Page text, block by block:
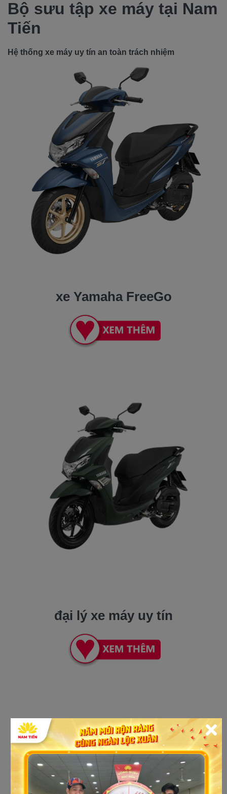
Bộ sưu tập xe máy tại Nam
Tiến
Hệ thống xe máy uy tín an toàn trách nhiệm
xe Yamaha FreeGo
đại lý xe máy uy tín